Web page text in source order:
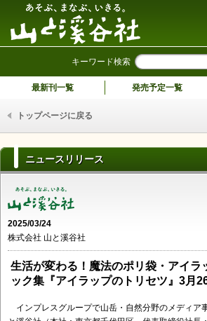
キーワード検索
最新刊一覧 発売予定一覧
トップページに戻る
ニュースリリース
2025/03/24
株式会社 山と溪谷社
生活が変わる！魔法のポリ袋・アイラ
ック集『アイラップのトリセツ』3月
インプレスグループで山岳・自然分野のメディア